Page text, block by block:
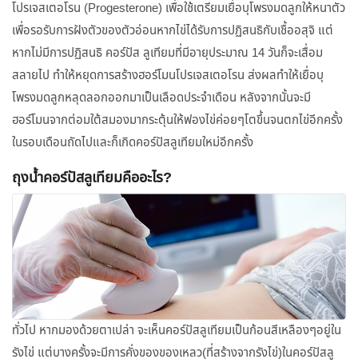
โปรเจสเตอโรน (Progesterone) เพื่อใช้เตรียมเยื่อบุโพรงมดลูกให้หนาตัว
เพื่อรอรับการฝังตัวของตัวอ่อนหากไข่ได้รับการปฏิสนธิกับเชื้ออสุจิ แต่
หากไม่มีการปฏิสนธิ คอร์ปัส ลูเทียมที่มีอายุประมาณ 14 วันก็จะเสื่อม
สลายไป ทำให้หยุดการสร้างฮอร์โมนโปรเจสเตอโรน ส่งผลทำให้เยื่อบุ
โพรงมดลูกหลุดลอกออกมาเป็นเลือดประจำเดือน หลังจากนั้นจะมี
ฮอร์โมนจากต่อมใต้สมองมากระตุ้นให้ฟองไข่ค่อยๆโตขึ้นจนตกไข่อีกครั้ง
ในรอบเดือนถัดไปและก็เกิดคอร์ปัสลูเทียมใหม่อีกครั้ง
ถุงน้ำคอร์ปัสลูเทียมคืออะไร?
ทั่วไป หากมองด้วยตาเปล่า จะเห็นคอร์ปัสลูเทียมเป็นก้อนสีเหลืองๆอยู่ใน
รังไข่ แต่บางครั้งจะมีการคั่งของของเหลว(ที่สร้างจากรังไข่)ในคอร์ปัสลู